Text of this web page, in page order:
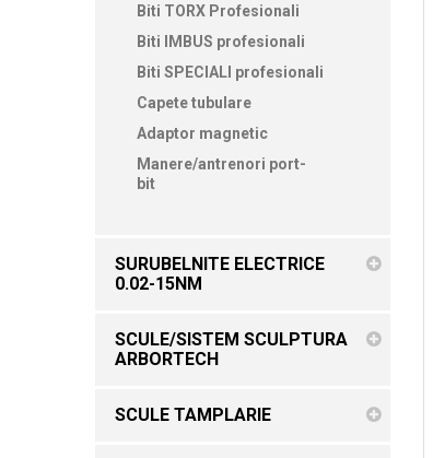
Biti TORX Profesionali
Biti IMBUS profesionali
Biti SPECIALI profesionali
Capete tubulare
Adaptor magnetic
Manere/antrenori port-
bit
SURUBELNITE ELECTRICE
0.02-15NM
SCULE/SISTEM SCULPTURA
ARBORTECH
SCULE TAMPLARIE